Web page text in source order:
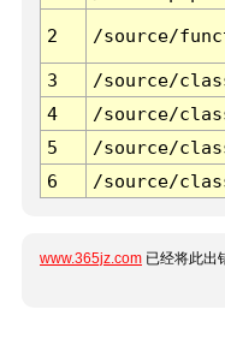
2 /source/
3 /source/
4
/source/
5
/source/
6
/source/
www.365jz.com 已经将此出